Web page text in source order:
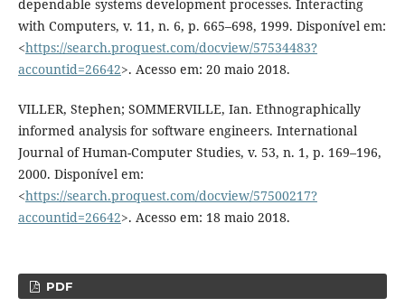
dependable systems development processes. Interacting
with Computers, v. 11, n. 6, p. 665–698, 1999. Disponível em:
<https://search.proquest.com/docview/57534483?
accountid=26642>. Acesso em: 20 maio 2018.
VILLER, Stephen; SOMMERVILLE, Ian. Ethnographically
informed analysis for software engineers. International
Journal of Human-Computer Studies, v. 53, n. 1, p. 169–196,
2000. Disponível em:
<https://search.proquest.com/docview/57500217?
accountid=26642>. Acesso em: 18 maio 2018.
PDF